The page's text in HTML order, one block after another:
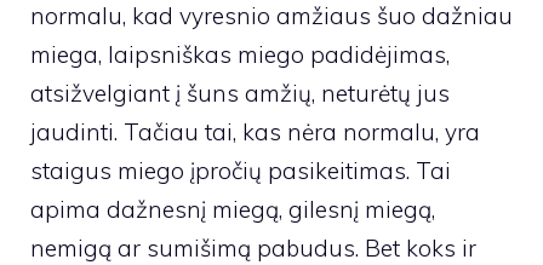
normalu, kad vyresnio amžiaus šuo dažniau
miega, laipsniškas miego padidėjimas,
atsižvelgiant į šuns amžių, neturėtų jus
jaudinti. Tačiau tai, kas nėra normalu, yra
staigus miego įpročių pasikeitimas. Tai
apima dažnesnį miegą, gilesnį miegą,
nemigą ar sumišimą pabudus. Bet koks ir